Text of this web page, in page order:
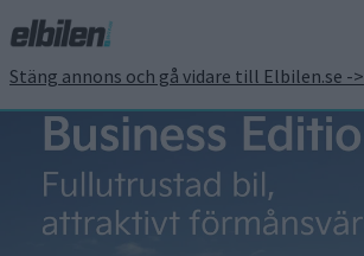
Stäng annons och gå vidare till Elbilen.se ->
Iveco